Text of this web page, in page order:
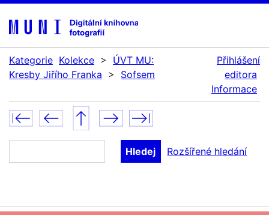
Kategorie Kolekce >
ÚVT MU:
Kresby Jiřího Franka > Sofsem
Přihlášení
editora
Informace
Rozšířené hledání